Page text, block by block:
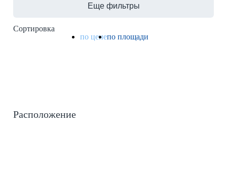
Еще фильтры
Сортировка
по ценепо площади
Расположение